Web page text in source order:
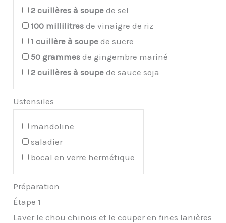
2 cuillères à soupe de sel
100 millilitres de vinaigre de riz
1 cuillère à soupe de sucre
50 grammes de gingembre mariné
2 cuillères à soupe de sauce soja
Ustensiles
mandoline
saladier
bocal en verre hermétique
Préparation
Étape 1
Laver le chou chinois et le couper en fines lanières